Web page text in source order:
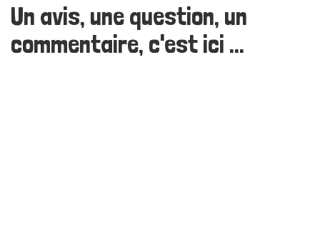
Un avis, une question, un
commentaire, c'est ici ...